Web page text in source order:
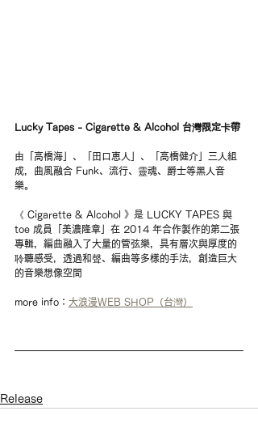
Lucky Tapes - Cigarette & Alcohol 台灣限定卡帶
由「高橋海」、「田口恵人」、「高橋健介」三人組
成，曲風融合 Funk、流行、靈魂、爵士等黑人音
樂。
《 Cigarette & Alcohol 》是 LUCKY TAPES 與
toe 成員「美濃隆章」在 2014 年合作製作的第二張
專輯，編曲融入了大量的管弦樂，具有層次與厚度的
聆聽感受，透過和聲、編曲等多樣的手法，創造巨大
的音樂想像空間
more info： 大浪漫WEB SHOP（台灣）
Release